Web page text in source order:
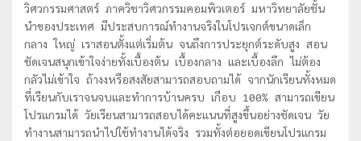
วิศวกรรมศาสตร์ ภาควิชาวิศวกรรมคอมพิวเตอร์ มหาวิทยาลัยชั้น
นำของประเทศ มีประสบการณ์ทำงานจริงในโปรเจกต์ขนาดเล็ก
กลาง ใหญ่ เราสอนตั้งแต่เริ่มต้น จนถึงการประยุกต์ระดับสูง สอน
ชัดเจนสนุกเข้าใจง่ายทั้งเบื้องต้น เบื้องกลาง และเบื้องลึก ไม่ต้อง
กลัวไม่เข้าใจ ถ้างงหรือสงสัยสามารถสอบถามได้ จากนักเรียนทั้งหมด
ที่เรียนกับเราจนจบและทำการบ้านครบ เกือบ 100% สามารถเขียน
โปรแกรมได้ วัยเรียนสามารถสอบได้คะแนนที่สูงขึ้นอย่างชัดเจน วัย
ทำงานสามารถนำไปใช้ทำงานได้จริง รวมทั้งต่อยอดเขียนโปรแกรม